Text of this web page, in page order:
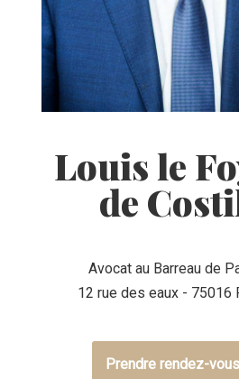
Louis le
de
Avocat au Barreau de
12 rue des eaux - 75016
Prendre rendez-vous